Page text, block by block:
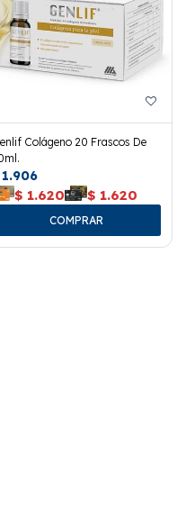
Colágeno 20 Frascos De
1.906
$ 1.620 $ 1.620